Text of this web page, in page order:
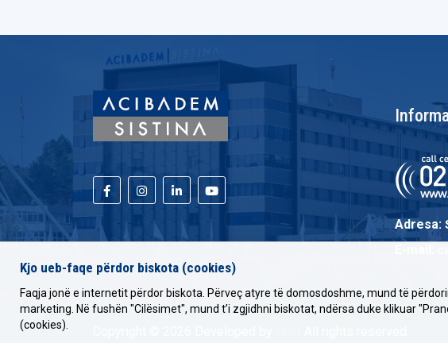
Adresa:
Kjo ueb-faqe përdor biskota (cookies)
Faqja jonë e internetit përdor biskota. Përveç atyre të domosdoshme, mund të
marketing. Në fushën "Cilësimet", mund t’i zgjidhni biskotat, ndërsa duke klikuar
(cookies).